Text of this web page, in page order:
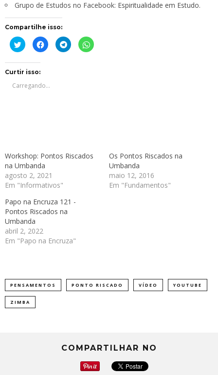
Grupo de Estudos no Facebook: Espiritualidade em Estudo.
Compartilhe isso:
Clique
para
compartilhar
em
janela)
Clique
para
compartilhar
janela)
Clique
para
compartilhar
Clique
para
Curtir isso:
Carregando...
Workshop: Pontos Riscados
na Umbanda
agosto 2, 2021
Em "Informativos"
Os Pontos Riscados na
Umbanda
maio 12, 2016
Em "Fundamentos"
Papo na Encruza 121 -
Pontos Riscados na
Umbanda
abril 2, 2022
Em "Papo na Encruza"
PENSAMENTOS PONTO RISCADO VÍDEO YOUTUBE
ZIMBA
COMPARTILHAR NO